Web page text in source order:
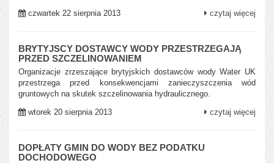
czwartek 22 sierpnia 2013
czytaj więcej
BRYTYJSCY DOSTAWCY WODY PRZESTRZEGAJĄ
PRZED SZCZELINOWANIEM
Organizacje zrzeszające brytyjskich dostawców wody Water UK
przestrzega przed konsekwencjami zanieczyszczenia wód
gruntowych na skutek szczelinowania hydraulicznego.
wtorek 20 sierpnia 2013
czytaj więcej
DOPŁATY GMIN DO WODY BEZ PODATKU
DOCHODOWEGO